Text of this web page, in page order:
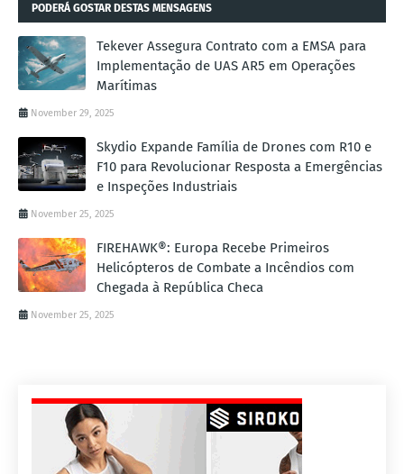
PODERÁ GOSTAR DESTAS MENSAGENS
Tekever Assegura Contrato com a EMSA para
Implementação de UAS AR5 em Operações
Marítimas
November 29, 2025
Skydio Expande Família de Drones com R10 e
F10 para Revolucionar Resposta a Emergências
e Inspeções Industriais
November 25, 2025
FIREHAWK®: Europa Recebe Primeiros
Helicópteros de Combate a Incêndios com
Chegada à República Checa
November 25, 2025